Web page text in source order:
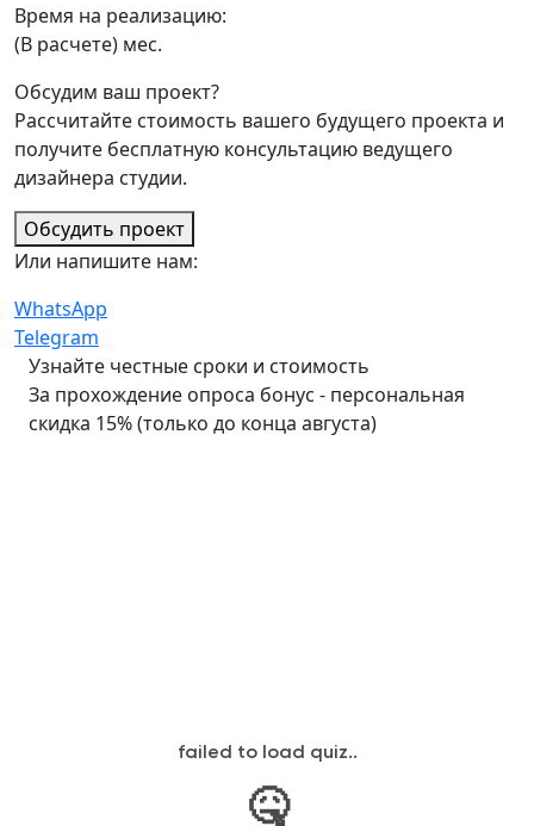
Время на реализацию:
(В расчете) мес.
Обсудим ваш проект?
Рассчитайте стоимость вашего будущего проекта и
получите бесплатную консультацию ведущего
дизайнера студии.
Обсудить проект
Или напишите нам:
WhatsApp
Telegram
Узнайте честные сроки и стоимость
За прохождение опроса бонус - персональная
скидка 15% (только до конца августа)